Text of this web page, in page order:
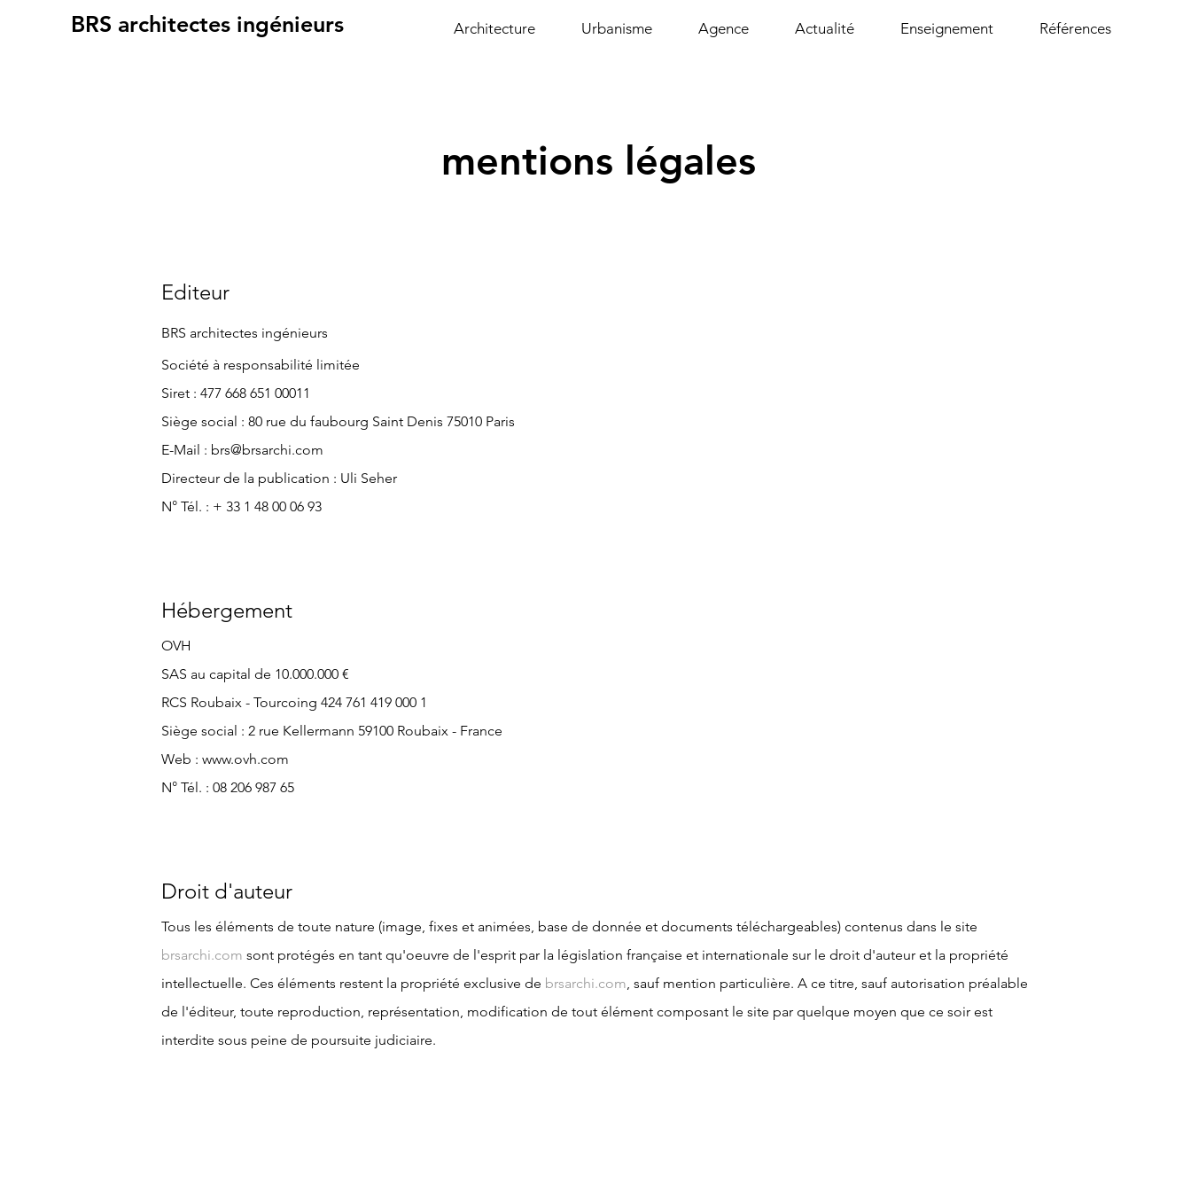
BRS architectes ingénieurs Architecture Urbanisme Agence Actualité Enseignement Références
mentions légales
Editeur
BRS architectes ingénieurs
Société à responsabilité limitée
Siret : 477 668 651 00011
Siège social : 80 rue du faubourg Saint Denis 75010 Paris
E-Mail : brs@brsarchi.com
Directeur de la publication : Uli Seher
N° Tél. : + 33 1 48 00 06 93
Hébergement
OVH
SAS au capital de 10.000.000 €
RCS Roubaix - Tourcoing 424 761 419 000 1
Siège social : 2 rue Kellermann 59100 Roubaix - France
Web : www.ovh.com
N° Tél. : 08 206 987 65
Droit d'auteur
Tous les éléments de toute nature (image, fixes et animées, base de donnée et documents téléchargeables) contenus dans le site
brsarchi.com sont protégés en tant qu'oeuvre de l'esprit par la législation française et internationale sur le droit d'auteur et la propriété
intellectuelle. Ces éléments restent la propriété exclusive de brsarchi.com, sauf mention particulière. A ce titre, sauf autorisation préalable
de l'éditeur, toute reproduction, représentation, modification de tout élément composant le site par quelque moyen que ce soir est
interdite sous peine de poursuite judiciaire.